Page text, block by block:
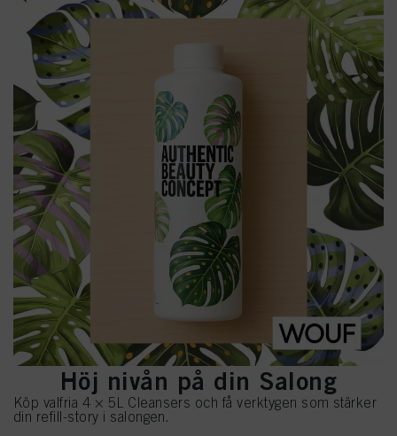
Höj nivån på din Salong
Köp valfria 4 × 5L Cleansers och få verktygen som stärker
din refill-story i salongen.